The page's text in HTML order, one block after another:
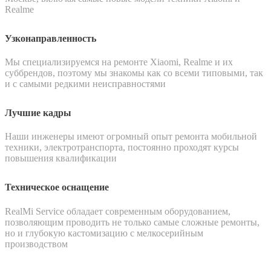
Realme
Узконаправленность
Мы специализируемся на ремонте Xiaomi, Realme и их
суббрендов, поэтому мы знакомы как со всеми типовыми, так
и с самыми редкими неисправностями
Лучшие кадры
Наши инженеры имеют огромный опыт ремонта мобильной
техники, электротранспорта, постоянно проходят курсы
повышения квалификации
Техническое оснащение
RealMi Service обладает современным оборудованием,
позволяющим проводить не только самые сложные ремонты,
но и глубокую кастомизацию с мелкосерийным
производством